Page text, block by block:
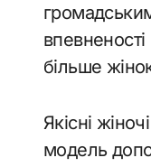
більше
Якісні
модель